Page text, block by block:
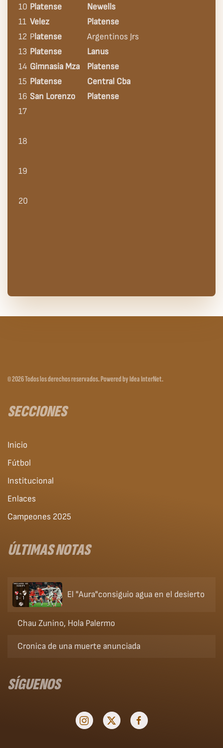
10 Platense
Newells
11 Velez
Platense
12 Platense
Argentinos Jrs
13 Platense
Lanus
14 Gimnasia Mza
Platense
15 Platense
Central Cba
16 San Lorenzo
Platense
17
18
19
20
©2026Todos los derechos reservados.Powered byIdea InterNet.
SECCIONES
Inicio
Fútbol
Institucional
Enlaces
Campeones 2025
ÚLTIMAS NOTAS
El "Aura"consiguio agua en el desierto
Chau Zunino, Hola Palermo
Cronica de una muerte anunciada
SÍGUENOS